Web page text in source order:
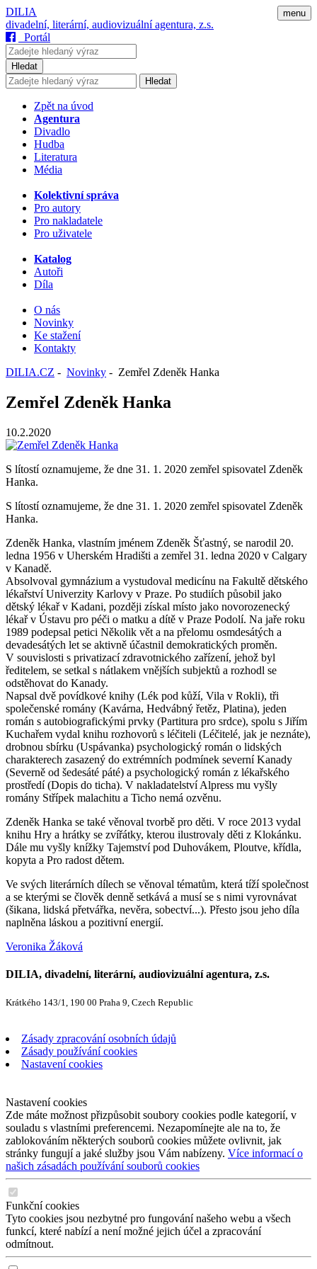
menu
DILIA
divadelní, literární, audiovizuální agentura, z.s.
Portál
Hledat
Hledat
Zpět na úvod
Agentura
Divadlo
Hudba
Literatura
Média
Kolektivní správa
Pro autory
Pro nakladatele
Pro uživatele
Katalog
Autoři
Díla
O nás
Novinky
Ke stažení
Kontakty
DILIA.CZ - Novinky - Zemřel Zdeněk Hanka
Zemřel Zdeněk Hanka
10.2.2020
S lítostí oznamujeme, že dne 31. 1. 2020 zemřel spisovatel Zdeněk
Hanka.
S lítostí oznamujeme, že dne 31. 1. 2020 zemřel spisovatel Zdeněk
Hanka.
Zdeněk Hanka, vlastním jménem Zdeněk Šťastný, se narodil 20.
ledna 1956 v Uherském Hradišti a zemřel 31. ledna 2020 v Calgary
v Kanadě.
Absolvoval gymnázium a vystudoval medicínu na Fakultě dětského
lékařství Univerzity Karlovy v Praze. Po studiích působil jako
dětský lékař v Kadani, později získal místo jako novorozenecký
lékař v Ústavu pro péči o matku a dítě v Praze Podolí. Na jaře roku
1989 podepsal petici Několik vět a na přelomu osmdesátých a
devadesátých let se aktivně účastnil demokratických proměn.
V souvislosti s privatizací zdravotnického zařízení, jehož byl
ředitelem, se setkal s nátlakem vnějších subjektů a rozhodl se
odstěhovat do Kanady.
Napsal dvě povídkové knihy (Lék pod kůží, Vila v Rokli), tři
společenské romány (Kavárna, Hedvábný řetěz, Platina), jeden
román s autobiografickými prvky (Partitura pro srdce), spolu s Jiřím
Kuchařem vydal knihu rozhovorů s léčiteli (Léčitelé, jak je neznáte),
drobnou sbírku (Uspávanka) psychologický román o lidských
charakterech zasazený do extrémních podmínek severní Kanady
(Severně od šedesáté páté) a psychologický román z lékařského
prostředí (Dopis do ticha). V nakladatelství Alpress mu vyšly
romány Střípek malachitu a Ticho nemá ozvěnu.
Zdeněk Hanka se také věnoval tvorbě pro děti. V roce 2013 vydal
knihu Hry a hrátky se zvířátky, kterou ilustrovaly děti z Klokánku.
Dále mu vyšly knížky Tajemství pod Duhovákem, Ploutve, křídla,
kopyta a Pro radost dětem.
Ve svých literárních dílech se věnoval tématům, která tíží společnost
a se kterými se člověk denně setkává a musí se s nimi vyrovnávat
(šikana, lidská přetvářka, nevěra, sobectví...). Přesto jsou jeho díla
naplněna láskou a pozitivní energií.
Veronika Žáková
DILIA, divadelní, literární, audiovizuální agentura, z.s.
Krátkého 143/1, 190 00 Praha 9, Czech Republic
Zásady zpracování osobních údajů
Zásady používání cookies
Nastavení cookies
Nastavení cookies
Zde máte možnost přizpůsobit soubory cookies podle kategorií, v
souladu s vlastními preferencemi. Nezapomínejte ale na to, že
zablokováním některých souborů cookies můžete ovlivnit, jak
stránky fungují a jaké služby jsou Vám nabízeny. Více informací o
našich zásadách používání souborů cookies
Funkční cookies
Tyto cookies jsou nezbytné pro fungování našeho webu a všech
funkcí, které nabízí a není možné jejich účel a zpracování
odmítnout.